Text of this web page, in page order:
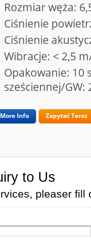
Rozmiar węża:
Ciśnienie
Ciśnienie
Wibracje: < 2,5
Opakowanie: 10
sześciennej/GW:
More Info Zapytać Teraz